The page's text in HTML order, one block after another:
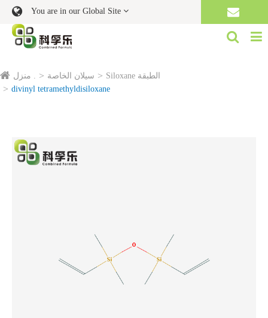
You are in our Global Site
منزل . سيلان الخاصة
Siloxane الطبقة
divinyl tetramethyldisiloxane